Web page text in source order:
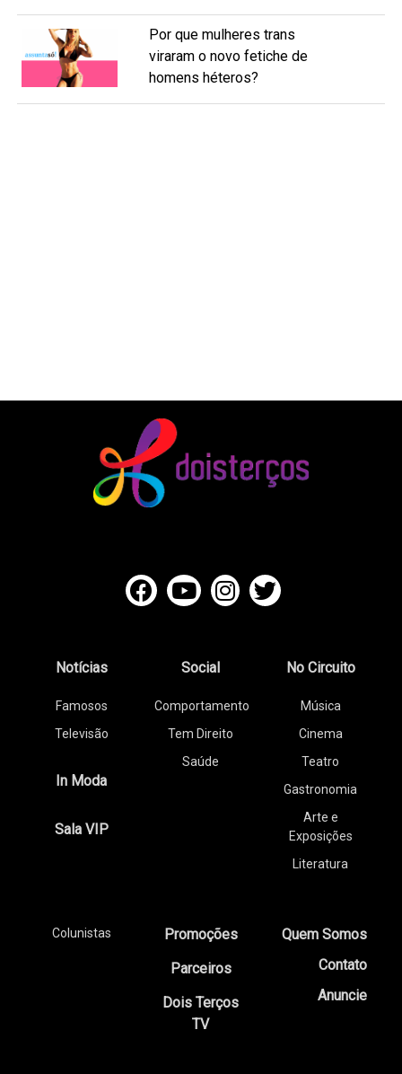
Por que mulheres trans
viraram o novo fetiche de
homens héteros?
Notícias
Famosos
Televisão
In Moda
Sala VIP
Social
Comportamento
Tem Direito
Saúde
No Circuito
Música
Cinema
Teatro
Gastronomia
Arte e
Exposições
Literatura
Colunistas
Promoções
Parceiros
Dois Terços
TV
Quem Somos
Contato
Anuncie